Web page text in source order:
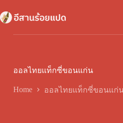
to
content
ออลไทยแท็กซี่ขอนแก่น
Home ออลไทยแท็กซี่ขอนแก่